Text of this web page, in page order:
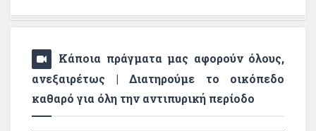
Κάποια πράγματα μας αφορούν όλους,
ανεξαιρέτως | Διατηρούμε το οικόπεδο
καθαρό για όλη την αντιπυρική περίοδο